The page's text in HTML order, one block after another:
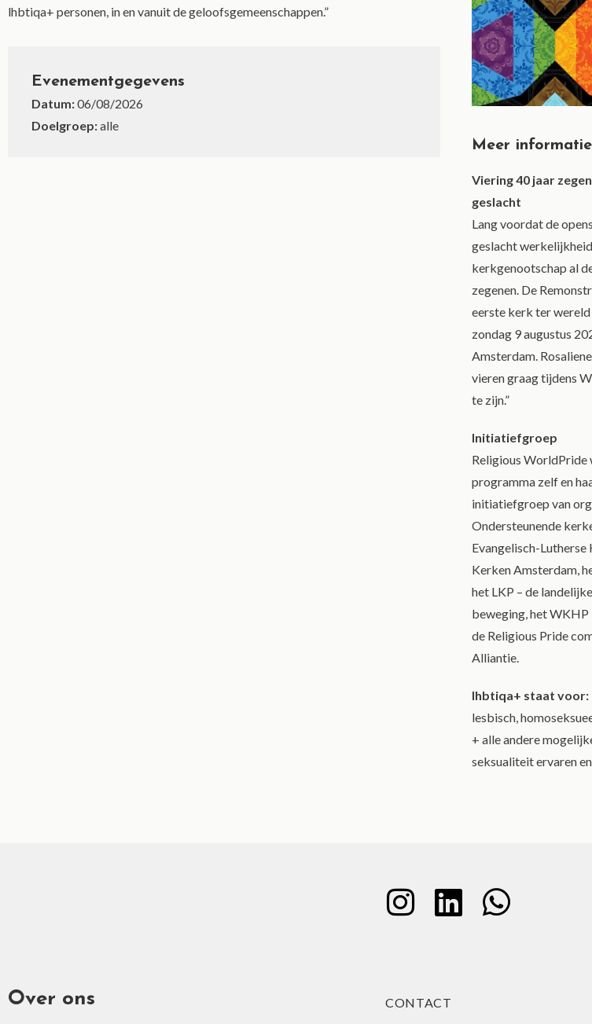
lhbtiqa+ personen, in en vanuit de geloofsgemeenschappen.”
Evenementgegevens
Datum:06/08/2026
Doelgroep:alle
Meer informatie
Viering 40 jaar
geslacht
Lang voordat de
geslacht
kerkgenootschap al
zegenen. De
eerste kerk ter
zondag 9 augustus
Amsterdam.
vieren graag tijdens
te zijn.”
Initiatiefgroep
Religious WorldPride
programma zelf en
initiatiefgroep van
Ondersteunende
Evangelisch-Lutherse
Kerken Amsterdam,
het LKP – de
beweging, het
de Religious Pride
Alliantie.
lhbtiqa+ staat voor:
lesbisch,
+ alle andere
seksualiteit ervaren
Over ons
CONTACT